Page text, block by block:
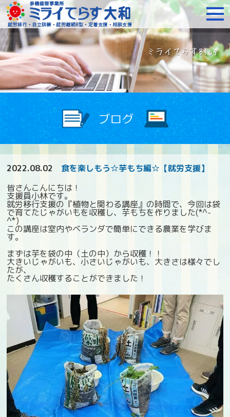
障がいをお持ちの方へ
2022.08.02
食を楽しもう☆芋もち編☆【就労支援】
皆さんこんにちは！
支援員小林です。
就労移行支援の『植物と関わる講座』の時間で、今回は袋
で育てたじゃがいもを収穫し、芋もちを作りました(*^-
^*)
この講座は室内やベランダで簡単にできる農業を学びま
す。
まずは芋を袋の中（土の中）から収穫！！
大きいじゃがいも、小さいじゃがいも、大きさは様々でし
たが、
たくさん収穫することができました！